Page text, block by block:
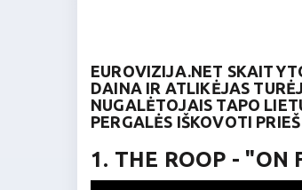
EUROVIZIJA.NET
DAINA IR ATLIKĖJAS
NUGALĖTOJAIS TAPO
PERGALĖS IŠKOVOTI
1. THE ROOP - "ON